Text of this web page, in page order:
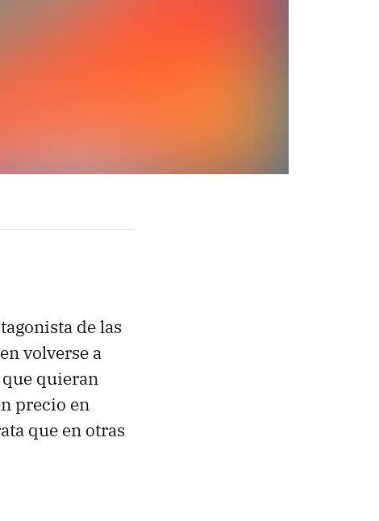
de las
volverse a
que quieran
precio en
que en otras